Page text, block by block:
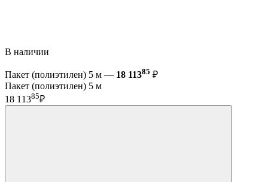
В наличии
Пакет (полиэтилен) 5 м — 18 11385 ₽
Пакет (полиэтилен) 5 м
18 11385₽